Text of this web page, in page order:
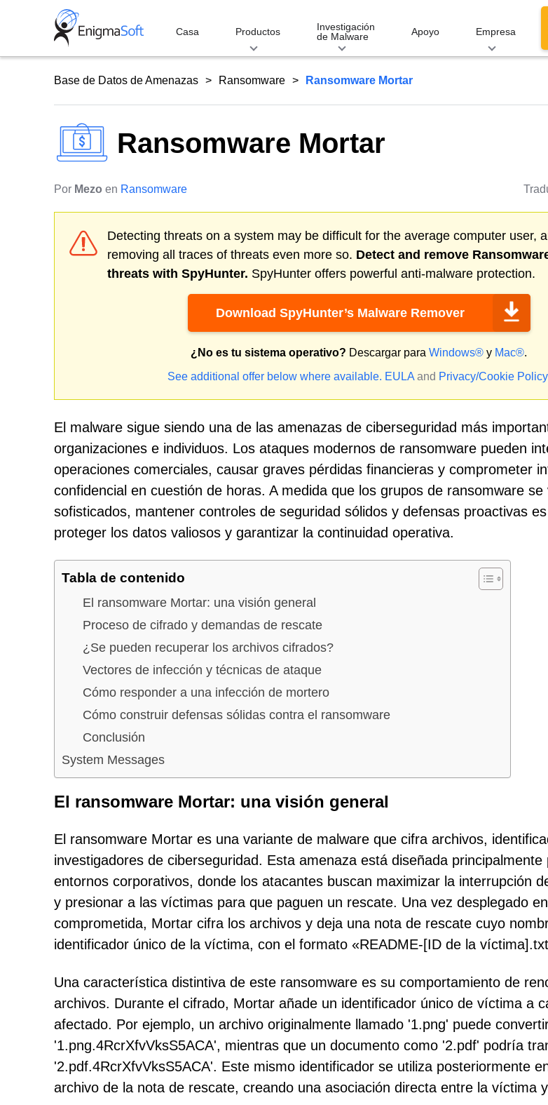
Casa Productos
Investigación
de Malware
Apoyo Empresa
Base de Datos de Amenazas Ransomware Ransomware Mortar
Ransomware Mortar
Por Mezo en Ransomware
Detecting threats on a system may be difficult for the average computer user,
removing all traces of threats even more so. Detect and remove
threats with SpyHunter. SpyHunter offers powerful anti-malware protection.
Download SpyHunter’s Malware Remover
¿No es tu sistema operativo? Descargar para Windows® y Mac®.
See additional offer below where available. EULA and Privacy/Cookie Policy
El malware sigue siendo una de las amenazas de ciberseguridad más
organizaciones e individuos. Los ataques modernos de ransomware pueden
operaciones comerciales, causar graves pérdidas financieras y comprometer
confidencial en cuestión de horas. A medida que los grupos de ransomware se
sofisticados, mantener controles de seguridad sólidos y defensas proactivas
proteger los datos valiosos y garantizar la continuidad operativa.
Tabla de contenido
El ransomware Mortar: una visión general
Proceso de cifrado y demandas de rescate
¿Se pueden recuperar los archivos cifrados?
Vectores de infección y técnicas de ataque
Cómo responder a una infección de mortero
Cómo construir defensas sólidas contra el ransomware
Conclusión
System Messages
El ransomware Mortar: una visión general
El ransomware Mortar es una variante de malware que cifra archivos,
investigadores de ciberseguridad. Esta amenaza está diseñada principalmente
entornos corporativos, donde los atacantes buscan maximizar la interrupción
y presionar a las víctimas para que paguen un rescate. Una vez desplegado
comprometida, Mortar cifra los archivos y deja una nota de rescate cuyo
identificador único de la víctima, con el formato «README-[ID de la
Una característica distintiva de este ransomware es su comportamiento de
archivos. Durante el cifrado, Mortar añade un identificador único de víctima a
afectado. Por ejemplo, un archivo originalmente llamado '1.png' puede
'1.png.4RcrXfvVksS5ACA', mientras que un documento como '2.pdf' podría
'2.pdf.4RcrXfvVksS5ACA'. Este mismo identificador se utiliza posteriormente
archivo de la nota de rescate, creando una asociación directa entre la víctima